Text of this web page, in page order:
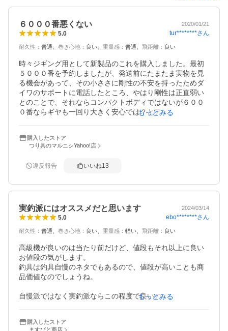
６０００番悪くない 2020/01/21
5.0 tur********さん
耐久性 ： 普通 巻き心地 ： 良い 重量感 ： 普通 飛距離 ： 良い
時々ジギング用として新製品のこれを購入しました。最初
５０００番を予約しましたが、発送前にたまたま実物を見
る機会があって、その小ささに剛性の不安を持ったためダ
イワのサポートに電話したところ、やはり剛性は正直弱い
とのことで、それならコンパクトボディではないが６００
０番ならギヤも一回り大きく安心では？とアドバイスをも
く大きさは感じず(普段は遠投投げ釣りで大型リールを振り
回しているので…)、逆に96ＭＨのロッドとのバランスが取
本格ジギング前の修行用ならこの６０００番は買いだと思
もっとみる
購入したストア
つり具のマルニシYahoo!店
違反報告 いいね13
実釣派にはオススメだと思います 2024/03/14
5.0 ebo********さん
耐久性 ： 普通 巻き心地 ： 良い 重量感 ： 軽い 飛距離 ： 良い
高級機が良いのは当たり前だけど、値段もそれ以上に良い
お値段の気がします。
釣具は釣具自慢のネタでもあるので、値段が高いことも商
品価値なのでしょうね。
自慢派ではなく実釣派ならこの程度で良いのではないでし
いました。
もっとみる
購入したストア
ますびと商店